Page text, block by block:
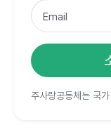
주사랑공동체는 국